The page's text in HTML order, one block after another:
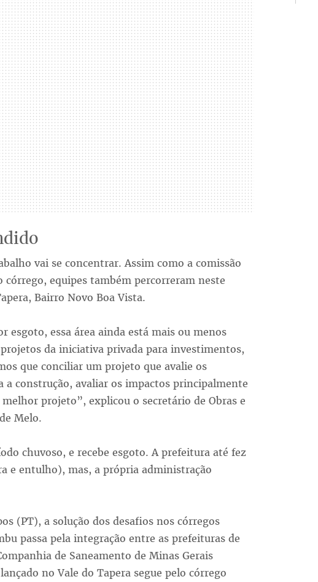
vai se concentrar. Assim como a comissão
equipes também percorreram neste
Bairro Novo Boa Vista.
esgoto, essa área ainda está mais ou menos
da iniciativa privada para investimentos,
que conciliar um projeto que avalie os
a construção, avaliar os impactos principalmente
projeto”, explicou o secretário de Obras e
Melo.
chuvoso, e recebe esgoto. A prefeitura até fez
e entulho), mas, a própria administração
(PT), a solução dos desafios nos córregos
passa pela integração entre as prefeituras de
de Saneamento de Minas Gerais
no Vale do Tapera segue pelo córrego